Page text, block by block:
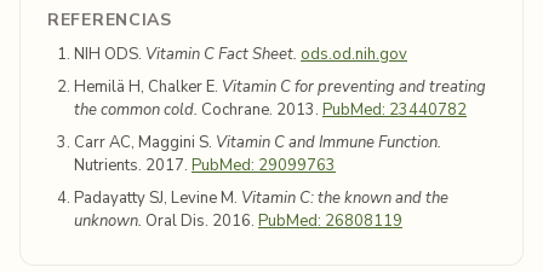
REFERENCIAS
NIH ODS. Vitamin C Fact Sheet. ods.od.nih.gov
Hemilä H, Chalker E. Vitamin C for preventing and treating
the common cold. Cochrane. 2013. PubMed: 23440782
Carr AC, Maggini S. Vitamin C and Immune Function.
Nutrients. 2017. PubMed: 29099763
Padayatty SJ, Levine M. Vitamin C: the known and the
unknown. Oral Dis. 2016. PubMed: 26808119